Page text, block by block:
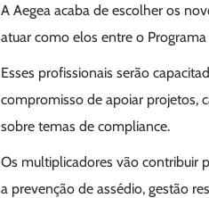
A Aegea acaba de escolher os
atuar como elos entre o
Esses profissionais serão
compromisso de apoiar projetos,
sobre temas de compliance.
Os multiplicadores vão contribuir
a prevenção de assédio, gestão